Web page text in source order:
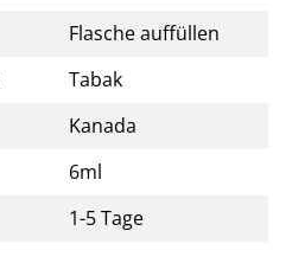
Flasche auffüllen
Tabak
Kanada
6ml
1-5 Tage